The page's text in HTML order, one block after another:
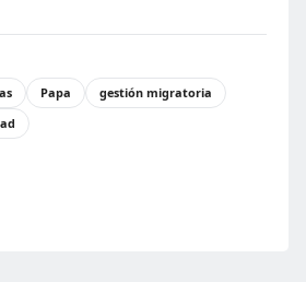
Papa
gestión migratoria